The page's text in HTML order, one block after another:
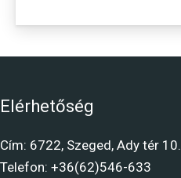
Elérhetőség
Cím: 6722, Szeged, Ady tér 10.
Telefon: +36(62)546-633